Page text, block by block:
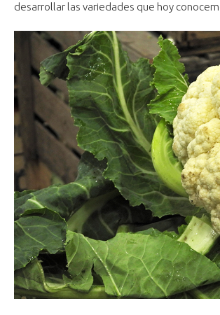
desarrollar las variedades que hoy